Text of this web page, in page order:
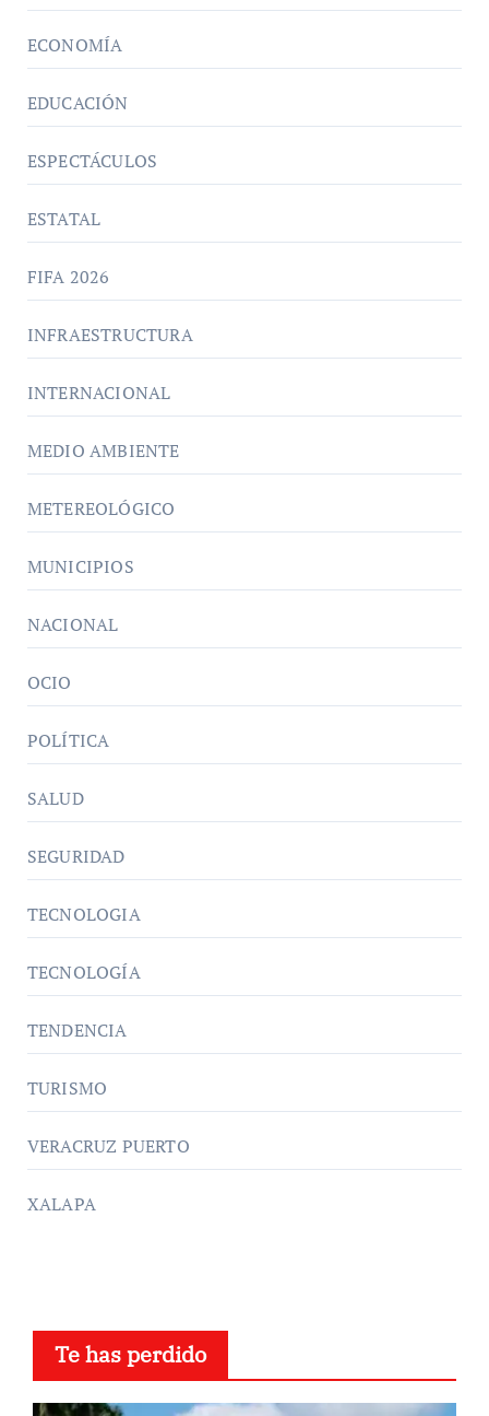
ECONOMÍA
EDUCACIÓN
ESPECTÁCULOS
ESTATAL
FIFA 2026
INFRAESTRUCTURA
INTERNACIONAL
MEDIO AMBIENTE
METEREOLÓGICO
MUNICIPIOS
NACIONAL
OCIO
POLÍTICA
SALUD
SEGURIDAD
TECNOLOGIA
TECNOLOGÍA
TENDENCIA
TURISMO
VERACRUZ PUERTO
XALAPA
Te has perdido